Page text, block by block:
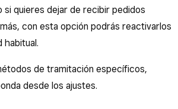
quieres dejar de recibir pedidos
con esta opción podrás reactivarlos
habitual.
de tramitación específicos,
desde los ajustes.